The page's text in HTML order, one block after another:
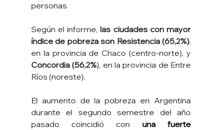
personas.
Según el informe, las ciudades con mayor
índice de pobreza son Resistencia (65,2%),
Concordia (56,2%), en la provincia de Entre
Ríos (noreste).
El aumento de la pobreza en Argentina
durante el segundo semestre del año
pasado coincidió con
una fuerte